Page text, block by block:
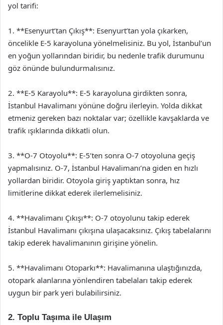
yol tarifi:
1. **Esenyurt’tan Çıkış**: Esenyurt’tan yola çıkarken,
öncelikle E-5 karayoluna yönelmelisiniz. Bu yol, İstanbul’un
en yoğun yollarından biridir, bu nedenle trafik durumunu
göz önünde bulundurmalısınız.
2. **E-5 Karayolu**: E-5 karayoluna girdikten sonra,
İstanbul Havalimanı yönüne doğru ilerleyin. Yolda dikkat
etmeniz gereken bazı noktalar var; özellikle kavşaklarda ve
trafik ışıklarında dikkatli olun.
3. **O-7 Otoyolu**: E-5’ten sonra O-7 otoyoluna geçiş
yapmalısınız. O-7, İstanbul Havalimanı’na giden en hızlı
yollardan biridir. Otoyola giriş yaptıktan sonra, hız
limitlerine dikkat ederek ilerlemelisiniz.
4. **Havalimanı Çıkışı**: O-7 otoyolunu takip ederek
İstanbul Havalimanı çıkışına ulaşacaksınız. Çıkış tabelalarını
takip ederek havalimanının girişine yönelin.
5. **Havalimanı Otoparkı**: Havalimanına ulaştığınızda,
otopark alanlarına yönlendiren tabelaları takip ederek
uygun bir park yeri bulabilirsiniz.
2. Toplu Taşıma ile Ulaşım